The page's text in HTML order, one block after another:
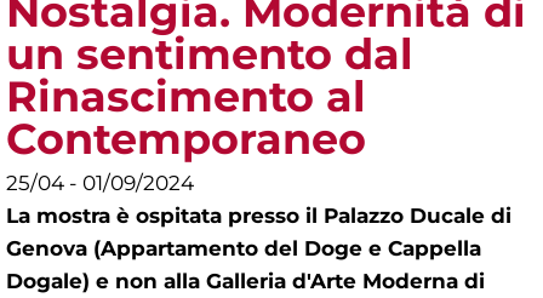
Nostalgia. Modernità di
un sentimento dal
Rinascimento al
Contemporaneo
25/04 - 01/09/2024
La mostra è ospitata presso il Palazzo Ducale di
Genova (Appartamento del Doge e Cappella
Dogale) e non alla Galleria d'Arte Moderna di